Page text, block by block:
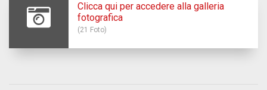
Clicca qui per accedere alla galleria
fotografica
(21 Foto)